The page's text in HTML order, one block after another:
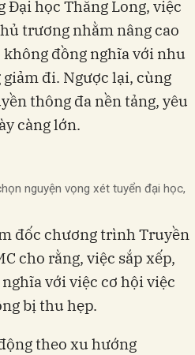
học Thăng Long, việc
trương nhằm nâng cao
đồng nghĩa với nhu
đi. Ngược lại, cùng
thông đa nền tảng, yêu
càng lớn.
nguyện vọng xét tuyển đại học,
đốc chương trình Truyền
cho rằng, việc sắp xếp,
với việc cơ hội việc
bị thu hẹp.
theo xu hướng